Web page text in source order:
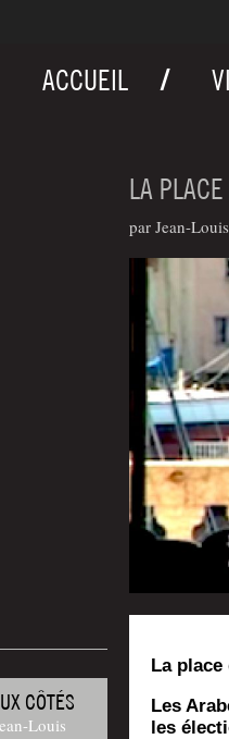
ACCUEIL
LA
par Jean-
CÔTÉS
Louis
La
Les
les